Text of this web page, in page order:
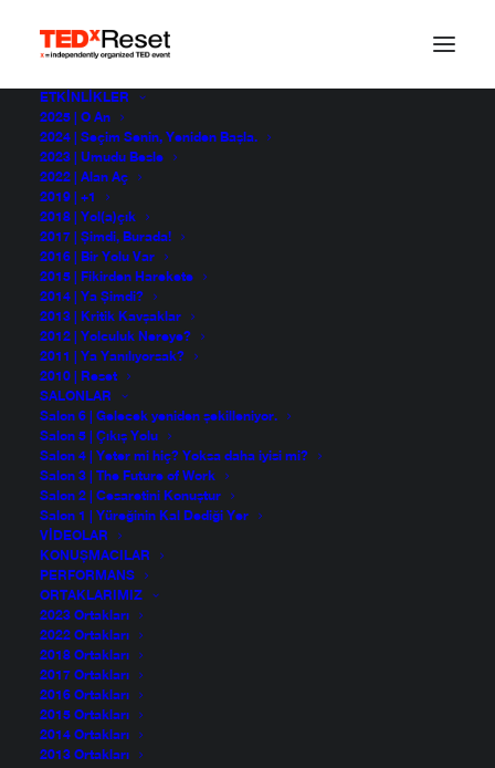
ETKINLIKLER
2025 | O An
2024 | Seçim Senin, Yeniden Başla.
2023 | Umudu Besle
2022 | Alan Aç
2019 | +1
2018 | Yol(a)çık
2017 | Şimdi, Burada!
2016 | Bir Yolu Var
2015 | Fikirden Harekete
2014 | Ya Şimdi?
2013 | Kritik Kavşaklar
2012 | Yolculuk Nereye?
2011 | Ya Yanılıyorsak?
2010 | Reset
SALONLAR
Salon 6 | Gelecek yeniden şekilleniyor.
Salon 5 | Çıkış Yolu
Salon 4 | Yeter mi hiç? Yoksa daha iyisi mi?
Salon 3 | The Future of Work
Salon 2 | Cesaretini Konuştur
Salon 1 | Yüreğinin Kal Dediği Yer
VIDEOLAR
KONUŞMACILAR
PERFORMANS
ORTAKLARIMIZ
2023 Ortakları
2022 Ortakları
2018 Ortakları
2017 Ortakları
2016 Ortakları
2015 Ortakları
2014 Ortakları
2013 Ortakları
Gıdanın Geleceği ve
Sürdürebilir Tüketim